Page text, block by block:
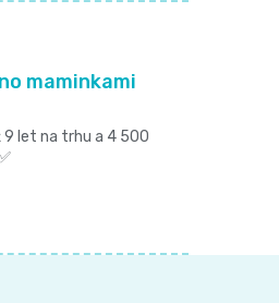
maminkami
9 let na trhu a 4 500